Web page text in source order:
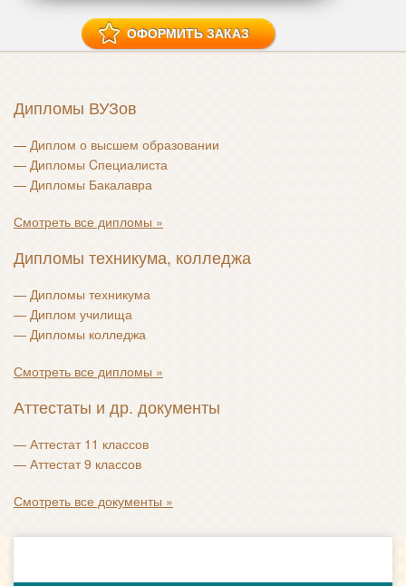
Дипломы ВУЗов
— Диплом о высшем образовании
— Дипломы Cпециалиста
— Дипломы Бакалавра
Смотреть все дипломы »
Дипломы техникума, колледжа
— Дипломы техникума
— Диплом училища
— Дипломы колледжа
Смотреть все дипломы »
Аттестаты и др. документы
— Аттестат 11 классов
— Аттестат 9 классов
Смотреть все документы »